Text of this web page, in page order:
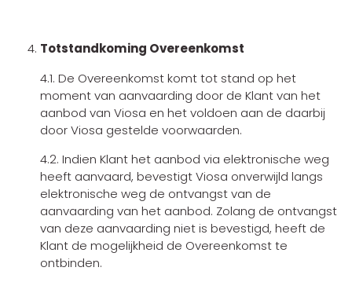
Totstandkoming Overeenkomst
4.1. De Overeenkomst komt tot stand op het
moment van aanvaarding door de Klant van het
aanbod van Viosa en het voldoen aan de daarbij
door Viosa gestelde voorwaarden.
4.2. Indien Klant het aanbod via elektronische weg
heeft aanvaard, bevestigt Viosa onverwijld langs
elektronische weg de ontvangst van de
aanvaarding van het aanbod. Zolang de ontvangst
van deze aanvaarding niet is bevestigd, heeft de
Klant de mogelijkheid de Overeenkomst te
ontbinden.